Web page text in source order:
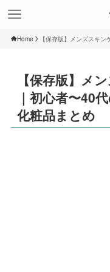
Home 【保存版】メンズスキ
【保存版】メ
｜初心者〜40
化粧品まとめ